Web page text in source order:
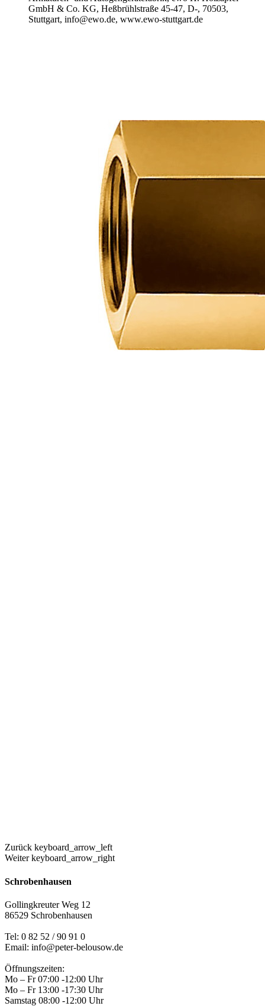
GmbH & Co. KG, Heßbrühlstraße 45-47, D-, 70503,
Stuttgart, info@ewo.de, www.ewo-stuttgart.de
Zurück keyboard_arrow_left
Weiter keyboard_arrow_right
Schrobenhausen
Gollingkreuter Weg 12
86529 Schrobenhausen
Tel: 0 82 52 / 90 91 0
Email: info@peter-belousow.de
Öffnungszeiten:
Mo – Fr 07:00 -12:00 Uhr
Mo – Fr 13:00 -17:30 Uhr
Samstag 08:00 -12:00 Uhr